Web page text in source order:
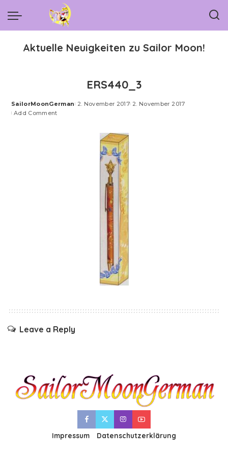
Aktuelle Neuigkeiten zu Sailor Moon!
ERS440_3
Posted
by
SailorMoonGerman 2. November 2017 2. November 2017
Add Comment
Leave a Reply
Impressum Datenschutzerklärung